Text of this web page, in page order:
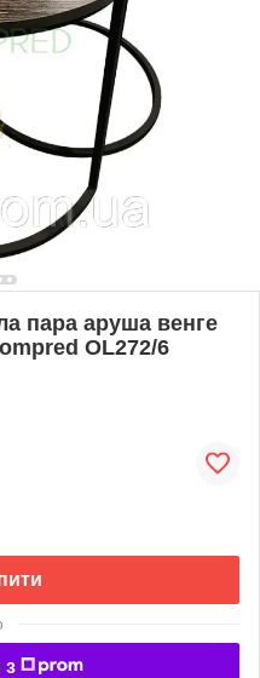
пара аруша венге
OL272/6
з